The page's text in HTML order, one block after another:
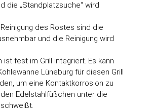
die „Standplatzsuche“ wird
des Rostes sind die
und die Reinigung wird
ist fest im Grill integriert. Es kann
Lüneburg für diesen Grill
um eine Kontaktkorrosion zu
Edelstahlfüßchen unter die